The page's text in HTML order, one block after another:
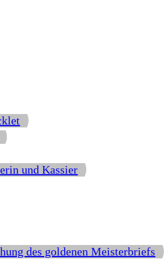
und Kassier
des goldenen Meisterbriefs